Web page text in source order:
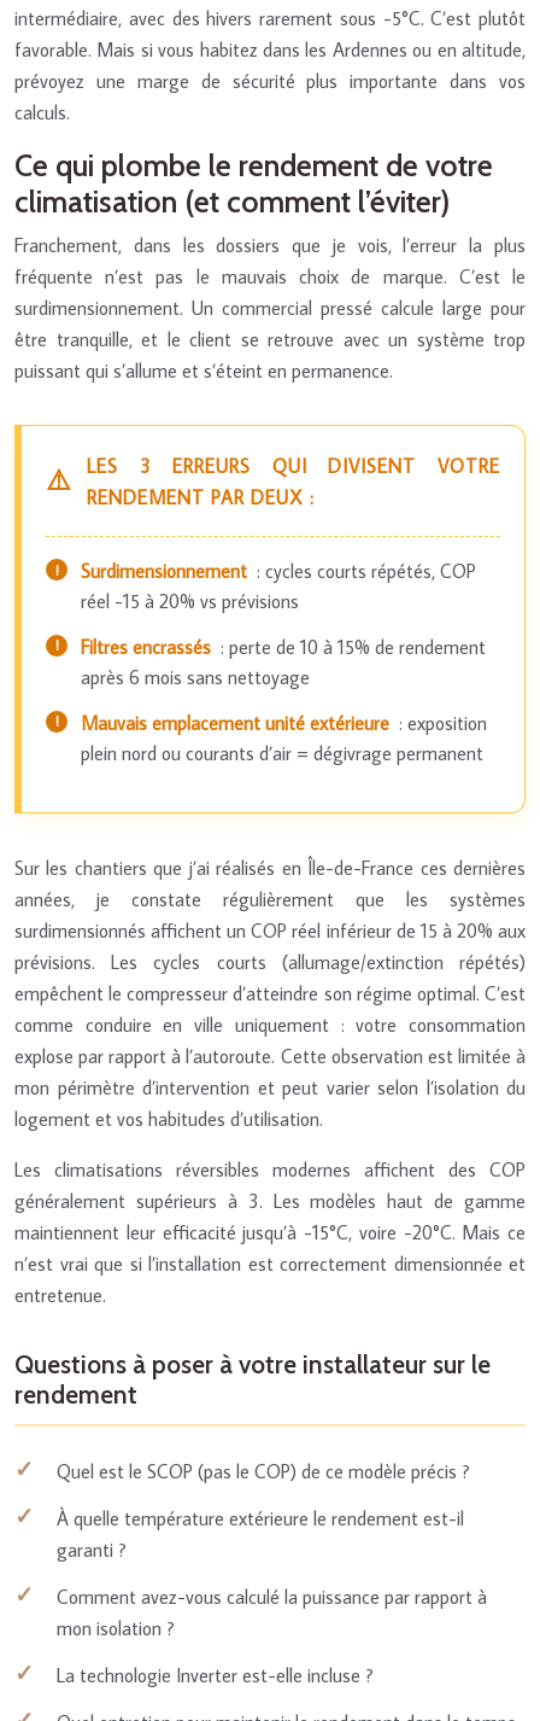
intermédiaire, avec des hivers rarement sous -5°C. C’est plutôt
favorable. Mais si vous habitez dans les Ardennes ou en altitude,
prévoyez une marge de sécurité plus importante dans vos
calculs.
Ce qui plombe le rendement de votre
climatisation (et comment l’éviter)
Franchement, dans les dossiers que je vois, l’erreur la plus
fréquente n’est pas le mauvais choix de marque. C’est le
surdimensionnement. Un commercial pressé calcule large pour
être tranquille, et le client se retrouve avec un système trop
puissant qui s’allume et s’éteint en permanence.
LES 3 ERREURS QUI DIVISENT VOTRE
RENDEMENT PAR DEUX :
Surdimensionnement : cycles courts répétés, COP
réel -15 à 20% vs prévisions
Filtres encrassés : perte de 10 à 15% de rendement
après 6 mois sans nettoyage
Mauvais emplacement unité extérieure : exposition
plein nord ou courants d’air = dégivrage permanent
Sur les chantiers que j’ai réalisés en Île-de-France ces dernières
années, je constate régulièrement que les systèmes
surdimensionnés affichent un COP réel inférieur de 15 à 20% aux
prévisions. Les cycles courts (allumage/extinction répétés)
empêchent le compresseur d’atteindre son régime optimal. C’est
comme conduire en ville uniquement : votre consommation
explose par rapport à l’autoroute. Cette observation est limitée à
mon périmètre d’intervention et peut varier selon l’isolation du
logement et vos habitudes d’utilisation.
Les climatisations réversibles modernes affichent des COP
généralement supérieurs à 3. Les modèles haut de gamme
maintiennent leur efficacité jusqu’à -15°C, voire -20°C. Mais ce
n’est vrai que si l’installation est correctement dimensionnée et
entretenue.
Questions à poser à votre installateur sur le
rendement
Quel est le SCOP (pas le COP) de ce modèle précis ?
À quelle température extérieure le rendement est-il
garanti ?
Comment avez-vous calculé la puissance par rapport à
mon isolation ?
La technologie Inverter est-elle incluse ?